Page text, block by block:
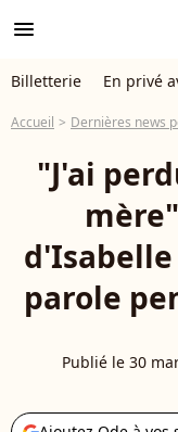
menu
Billetterie En privé
Accueil Dernières news
"J'ai
parole
Publié le 30